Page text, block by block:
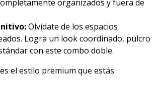
organizados y fuera de
Olvídate de los espacios
Logra un look coordinado, pulcro
con este combo doble.
el estilo premium que estás